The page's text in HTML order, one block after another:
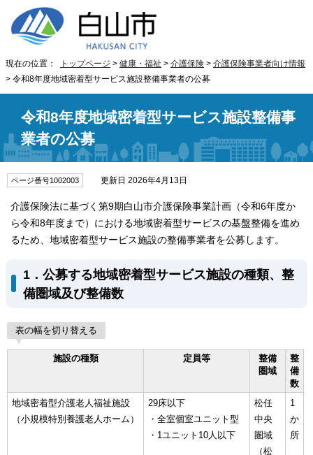
現在の位置： トップページ > 健康・福祉 > 介護保険 > 介護保険事業者向け情報
> 令和8年度地域密着型サービス施設整備事業者の公募
令和8年度地域密着型サービス施設整備事
業者の公募
ページ番号1002003 更新日 2026年4月13日
介護保険法に基づく第9期白山市介護保険事業計画（令和6年度か
ら令和8年度まで）における地域密着型サービスの基盤整備を進め
るため、地域密着型サービス施設の整備事業者を公募します。
1．公募する地域密着型サービス施設の種類、整
備圏域及び整備数
表の幅を切り替える
施設の種類 定員等
整備
圏域
整
備
数
地域密着型介護老人福祉施設
（小規模特別養護老人ホーム）
29床以下
・全室個室ユニット型
・1ユニット10人以下
松任
中央
圏域
（松
1
か
所